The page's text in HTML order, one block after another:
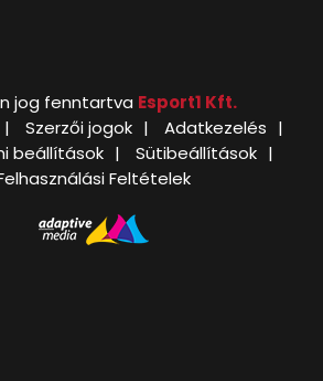
jog fenntartva Esport1 Kft.
Szerzői jogok
Adatkezelés
beállítások
Sütibeállítások
Feltételek